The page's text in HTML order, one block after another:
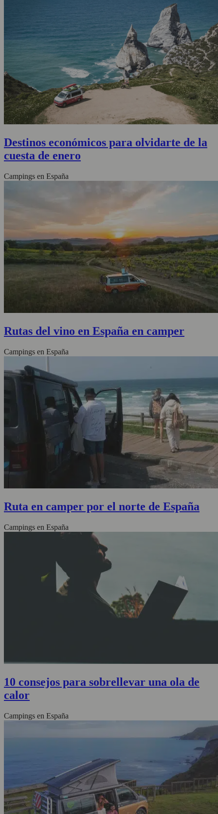
Destinos económicos para olvidarte de la
cuesta de enero
Campings en España
Rutas del vino en España en camper
Campings en España
Ruta en camper por el norte de España
Campings en España
10 consejos para sobrellevar una ola de
calor
Campings en España